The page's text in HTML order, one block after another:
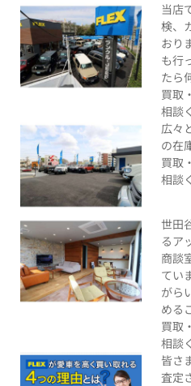
当店
検、
おり
も行
たら
買取
相談
広々
の在
買取
相談
世田
るア
商談
てい
がら
める
買取
相談
皆さ
査定